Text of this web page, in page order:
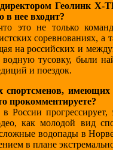
Геолинк X-
в нее входит?
это не только
соревнованиях,
на российских и
тусовку, были
и поездок.
имеющих
прокомментируете?
России
как молодой вид
водопады в
в плане